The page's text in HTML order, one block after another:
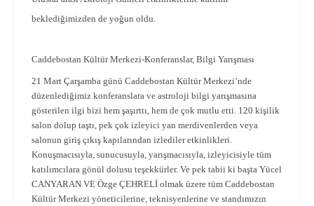
beklediğimizden de yoğun oldu.
Caddebostan Kültür Merkezi-Konferanslar, Bilgi Yarışması
21 Mart Çarşamba günü Caddebostan Kültür Merkezi’nde
düzenlediğimiz konferanslara ve astroloji bilgi yarışmasına
gösterilen ilgi bizi hem şaşırttı, hem de çok mutlu etti. 120 kişilik
salon dolup taştı, pek çok izleyici yan merdivenlerden veya
salonun giriş çıkış kapılarından izlediler etkinlikleri.
Konuşmacısıyla, sunucusuyla, yarışmacısıyla, izleyicisiyle tüm
katılımcılara gönül dolusu teşekkürler. Ve pek tabii ki başta Yücel
CANYARAN VE Özge ÇEHRELİ olmak üzere tüm Caddebostan
Kültür Merkezi yöneticilerine, teknisyenlerine ve standımızın